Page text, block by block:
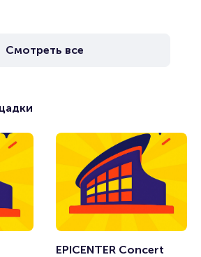
Смотреть все
EPICENTER Concert